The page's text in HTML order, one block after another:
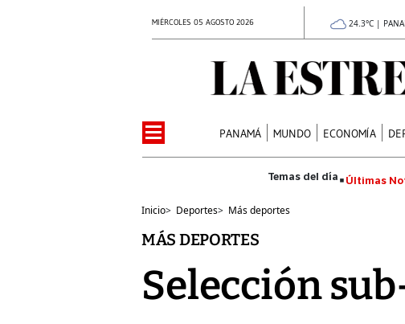
MIÉRCOLES 05 AGOSTO 2026 24.3°C |
PANAMÁ MUNDO ECONOMÍA
Últimas
Inicio> Deportes> Más deportes
MÁS DEPORTES
Selección